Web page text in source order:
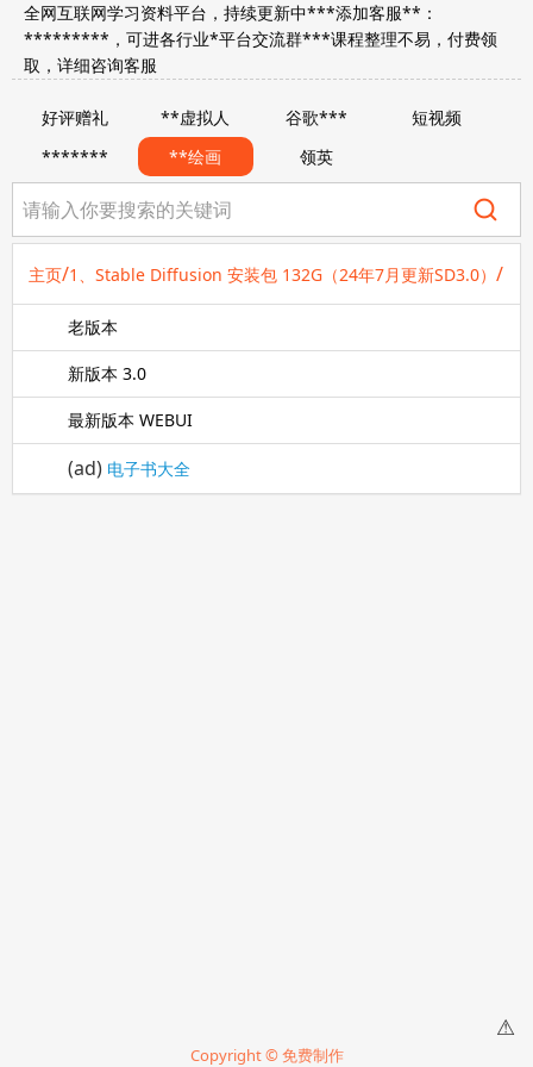
全网互联网学习资料平台，持续更新中***添加客服**：
*********，可进各行业*平台交流群***课程整理不易，付费领
取，详细咨询客服
好评赠礼 **虚拟人 谷歌***
短视频
*******
**绘画 领英
主页/1、Stable Diffusion 安装包 132G（24年7月更新SD3.0） /
老版本
新版本 3.0
最新版本 WEBUI
(ad) 电子书大全
Copyright © 免费制作
⚠